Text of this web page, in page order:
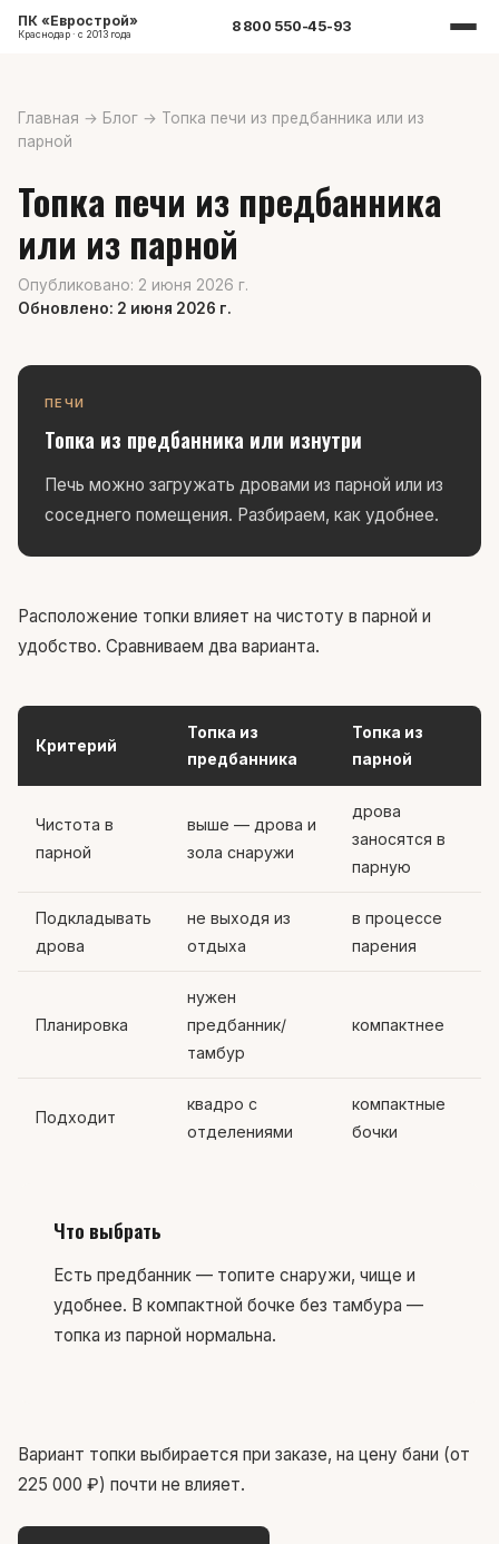
ПК «Еврострой»
Краснодар · с 2013 года 8 800 550-45-93
Главная → Блог → Топка печи из предбанника или из
парной
Топка печи из предбанника
или из парной
Опубликовано: 2 июня 2026 г.
Обновлено: 2 июня 2026 г.
ПЕЧИ
Топка из предбанника или изнутри
Печь можно загружать дровами из парной или из
соседнего помещения. Разбираем, как удобнее.
Расположение топки влияет на чистоту в парной и
удобство. Сравниваем два варианта.
Критерий
Топка из
предбанника
Топка из
парной
Чистота в
парной
выше — дрова и
зола снаружи
дрова
заносятся в
парную
Подкладывать
дрова
не выходя из
отдыха
в процессе
парения
Планировка
нужен
предбанник/
тамбур
компактнее
Подходит
квадро с
отделениями
компактные
бочки
Что выбрать
Есть предбанник — топите снаружи, чище и
удобнее. В компактной бочке без тамбура —
топка из парной нормальна.
Вариант топки выбирается при заказе, на цену бани (от
225 000 ₽) почти не влияет.